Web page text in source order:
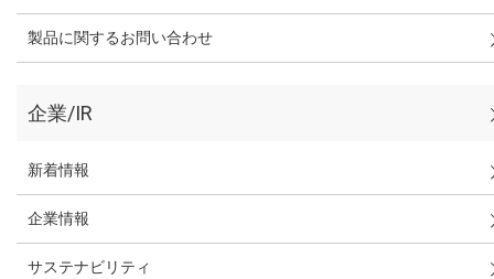
製品に関するお問い合わせ
企業/IR
新着情報
企業情報
サステナビリティ